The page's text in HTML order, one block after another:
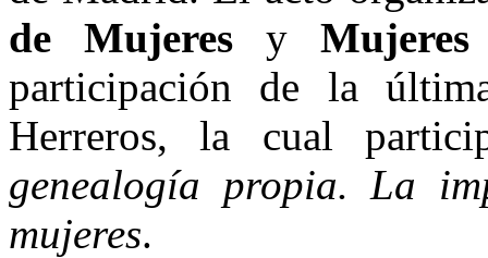
de Mujeres y
participación de la
Herreros, la cual
genealogía propia. La
mujeres.